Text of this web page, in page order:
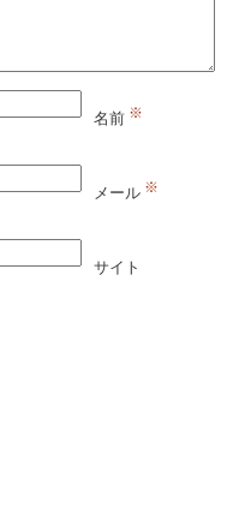
名前 ※
メール ※
サイト